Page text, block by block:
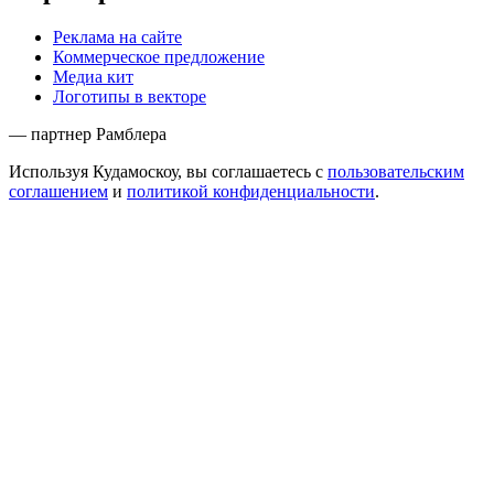
Реклама на сайте
Коммерческое предложение
Медиа кит
Логотипы в векторе
— партнер Рамблера
Используя Кудамоскоу, вы соглашаетесь с пользовательским
соглашением и политикой конфиденциальности.